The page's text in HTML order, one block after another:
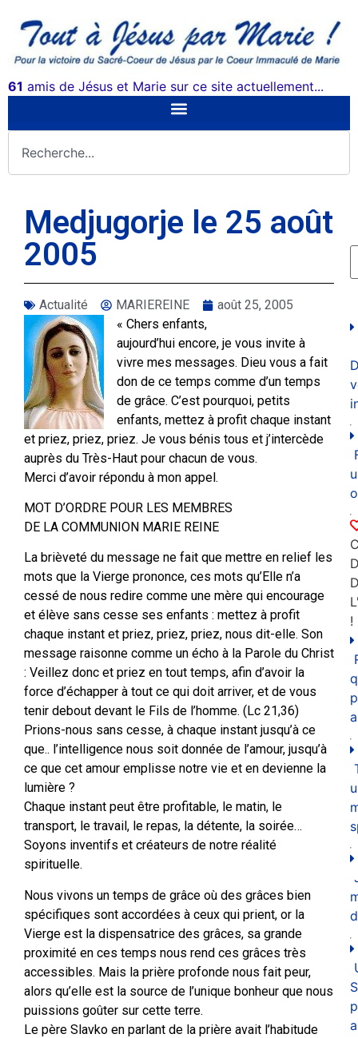
61 amis de Jésus et Marie sur ce site actuellement...
Medjugorje le 25 août
2005
Actualité MARIEREINE
août 25, 2005
« Chers enfants,
aujourd’hui encore, je vous invite à
vivre mes messages. Dieu vous a fait
don de ce temps comme d’un temps
de grâce. C’est pourquoi, petits
enfants, mettez à profit chaque instant
et priez, priez, priez. Je vous bénis tous et j’intercède
auprès du Très-Haut pour chacun de vous.
Merci d’avoir répondu à mon appel.
MOT D’ORDRE POUR LES MEMBRES
DE LA COMMUNION MARIE REINE
La brièveté du message ne fait que mettre en relief les
mots que la Vierge prononce, ces mots qu’Elle n’a
cessé de nous redire comme une mère qui encourage
et élève sans cesse ses enfants : mettez à profit
chaque instant et priez, priez, priez, nous dit-elle. Son
message raisonne comme un écho à la Parole du Christ
: Veillez donc et priez en tout temps, afin d’avoir la
force d’échapper à tout ce qui doit arriver, et de vous
tenir debout devant le Fils de l’homme. (Lc 21,36)
Prions-nous sans cesse, à chaque instant jusqu’à ce
que.. l’intelligence nous soit donnée de l’amour, jusqu’à
ce que cet amour emplisse notre vie et en devienne la
lumière ?
Chaque instant peut être profitable, le matin, le
transport, le travail, le repas, la détente, la soirée…
Soyons inventifs et créateurs de notre réalité
spirituelle.
Nous vivons un temps de grâce où des grâces bien
spécifiques sont accordées à ceux qui prient, or la
Vierge est la dispensatrice des grâces, sa grande
proximité en ces temps nous rend ces grâces très
accessibles. Mais la prière profonde nous fait peur,
alors qu’elle est la source de l’unique bonheur que nous
puissions goûter sur cette terre.
Le père Slavko en parlant de la prière avait l’habitude
!